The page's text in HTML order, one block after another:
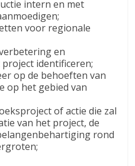
intern en met
voor regionale
en
identificeren;
op de behoeften van
op het gebied van
of actie die zal
van het project, de
rond